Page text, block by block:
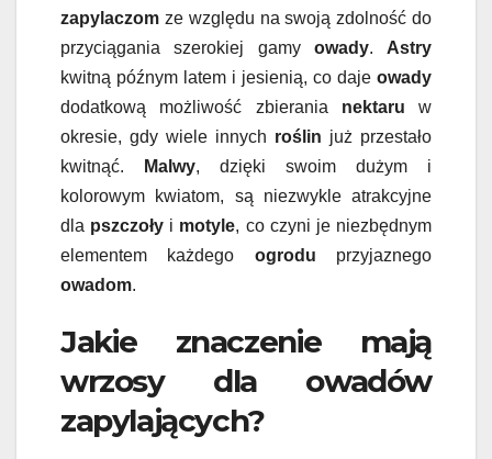
zapylaczom ze względu na swoją zdolność do
przyciągania szerokiej gamy owady. Astry
kwitną późnym latem i jesienią, co daje owady
dodatkową możliwość zbierania nektaru w
okresie, gdy wiele innych roślin już przestało
kwitnąć.
Malwy, dzięki swoim dużym i
kolorowym kwiatom, są niezwykle atrakcyjne
dla pszczoły i motyle, co czyni je niezbędnym
elementem każdego ogrodu przyjaznego
owadom.
Jakie znaczenie mają
wrzosy dla owadów
zapylających?